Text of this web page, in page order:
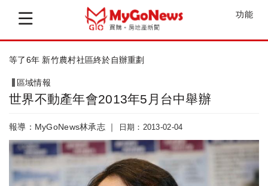
功能
賴清德：仁德拼發展 土地會賺錢
區域情報
世界不動產年會2013年5月台中舉辦
報導：MyGoNews林承志 ｜ 日期：2013-02-04